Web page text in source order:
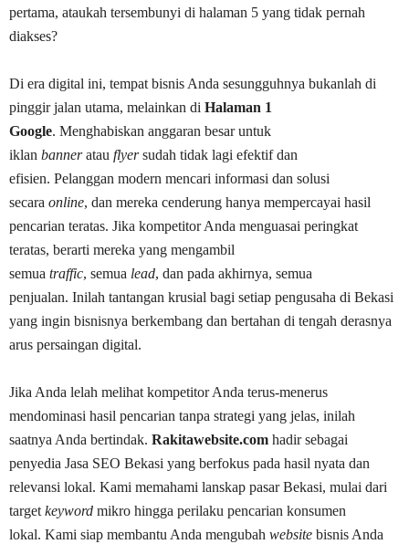
pertama, ataukah tersembunyi di halaman 5 yang tidak pernah
diakses?
Di era digital ini, tempat bisnis Anda sesungguhnya bukanlah di
pinggir jalan utama, melainkan di Halaman 1
Google. Menghabiskan anggaran besar untuk
iklan banneratau flyersudah tidak lagi efektif dan
efisien. Pelanggan modern mencari informasi dan solusi
secara online, dan mereka cenderung hanya mempercayai hasil
pencarian teratas. Jika kompetitor Anda menguasai peringkat
teratas, berarti mereka yang mengambil
semua traffic, semua lead, dan pada akhirnya, semua
penjualan. Inilah tantangan krusial bagi setiap pengusaha di Bekasi
yang ingin bisnisnya berkembang dan bertahan di tengah derasnya
arus persaingan digital.
Jika Anda lelah melihat kompetitor Anda terus-menerus
mendominasi hasil pencarian tanpa strategi yang jelas, inilah
saatnya Anda bertindak. Rakitawebsite.com hadir sebagai
penyedia Jasa SEO Bekasi yang berfokus pada hasil nyata dan
relevansi lokal. Kami memahami lanskap pasar Bekasi, mulai dari
target keyword mikro hingga perilaku pencarian konsumen
lokal. Kami siap membantu Anda mengubah website bisnis Anda